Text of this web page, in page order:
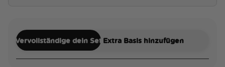
Vervollständige dein Set Extra Basis hinzufügen